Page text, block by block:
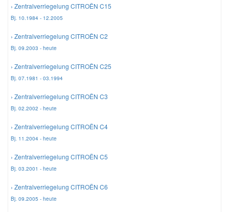
› Zentralverriegelung CITROËN C15
Bj. 10.1984 - 12.2005
› Zentralverriegelung CITROËN C2
Bj. 09.2003 - heute
› Zentralverriegelung CITROËN C25
Bj. 07.1981 - 03.1994
› Zentralverriegelung CITROËN C3
Bj. 02.2002 - heute
› Zentralverriegelung CITROËN C4
Bj. 11.2004 - heute
› Zentralverriegelung CITROËN C5
Bj. 03.2001 - heute
› Zentralverriegelung CITROËN C6
Bj. 09.2005 - heute
Mitsubishi Ersatzteile
Nissan Ersatzteile
Porsche Ersatzteile
Seat Ersatzteile
Skoda Ersatzteile
Smart Ersatzteile
Suzuki Ersatzteile